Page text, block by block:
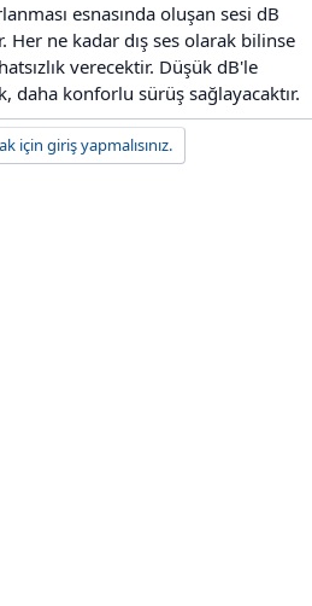
esnasında oluşan sesi dB
ne kadar dış ses olarak bilinse
verecektir. Düşük dB'le
daha konforlu sürüş sağlayacaktır.
için giriş yapmalısınız.